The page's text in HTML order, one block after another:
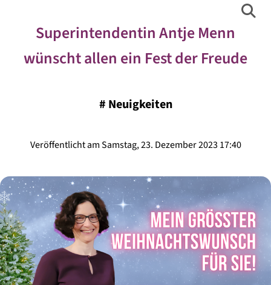
Superintendentin Antje Menn
wünscht allen ein Fest der Freude
# Neuigkeiten
Veröffentlicht am Samstag, 23. Dezember 2023 17:40